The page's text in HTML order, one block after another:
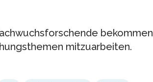
bekommen
mitzuarbeiten.